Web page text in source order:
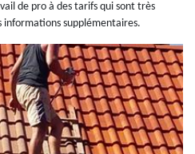
de pro à des tarifs qui sont très
informations supplémentaires.